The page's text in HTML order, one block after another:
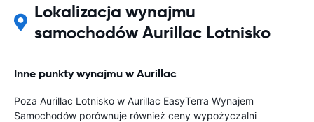
Lokalizacja wynajmu
samochodów Aurillac Lotnisko
Inne punkty wynajmu w Aurillac
Poza Aurillac Lotnisko w Aurillac EasyTerra Wynajem
Samochodów porównuje również ceny wypożyczalni